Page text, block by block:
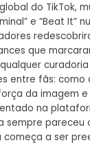
do TikTok,
e “Beat It”
que
entre fãs: como
da imagem
na
sempre pareceu
começa a ser